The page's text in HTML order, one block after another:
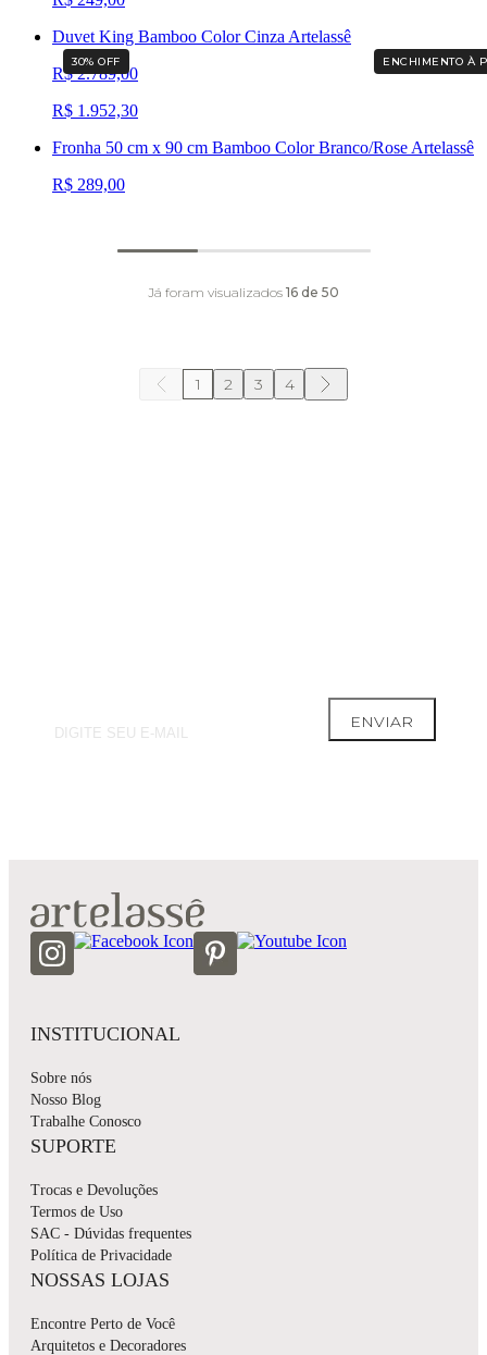
30% OFF ENCHIMENTO À
Duvet King Bamboo Color Cinza Artelassê
R$ 2.789,00
R$ 1.952,30
Fronha 50 cm x 90 cm Bamboo Color Branco/Rose Artelassê
R$ 289,00
Já foram visualizados 16 de 50
1 2 3 4
ENVIAR
INSTITUCIONAL
Sobre nós
Nosso Blog
Trabalhe Conosco
SUPORTE
Trocas e Devoluções
Termos de Uso
SAC - Dúvidas frequentes
Política de Privacidade
NOSSAS LOJAS
Encontre Perto de Você
Arquitetos e Decoradores